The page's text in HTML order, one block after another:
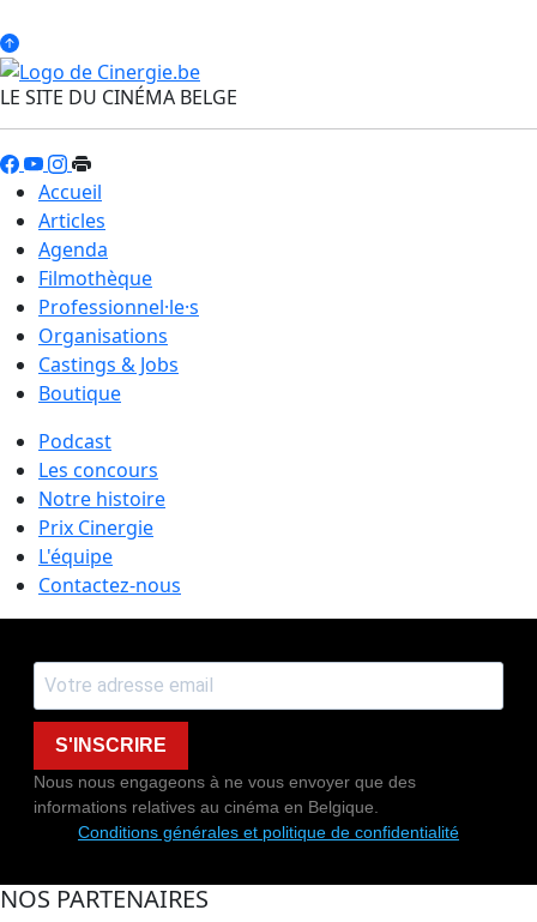
LE SITE DU CINÉMA BELGE
Accueil
Articles
Agenda
Filmothèque
Professionnel·le·s
Organisations
Castings & Jobs
Boutique
Podcast
Les concours
Notre histoire
Prix Cinergie
L'équipe
Contactez-nous
S'INSCRIRE
Nous nous engageons à ne vous envoyer que des
informations relatives au cinéma en Belgique.
Conditions générales et politique de confidentialité
NOS PARTENAIRES